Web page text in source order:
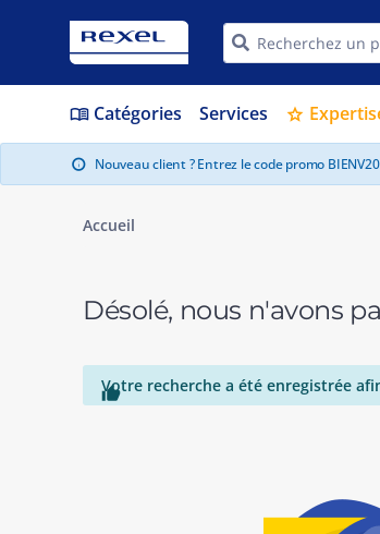
menu_book Catégories Services star
info Nouveau client ? Entrez le code promo
Accueil
Désolé, nous n'avons

Votre recherche a été enregistrée